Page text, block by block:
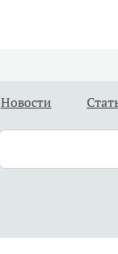
Новости